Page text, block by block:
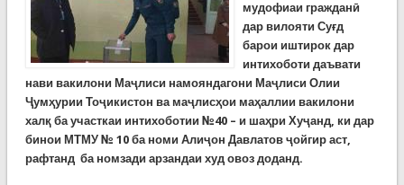
мудофиаи гражданӣ
дар вилояти Суғд
барои иштирок дар
интихоботи даъвати
нави вакилони Маҷлиси намояндагони Маҷлиси Олии
Ҷумҳурии Тоҷикистон ва маҷлисҳои маҳаллии вакилони
халқ ба участкаи интихоботии №40 – и шаҳри Хуҷанд, ки дар
бинои МТМУ № 10 ба номи Алиҷон Давлатов ҷойгир аст,
рафтанд ба номзади арзандаи худ овоз доданд.